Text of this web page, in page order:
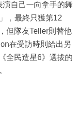
自己一向拿手的舞
，最終只獲第12
但隊友Teller則替他
在受訪時則給出另
全民造星6》選拔的